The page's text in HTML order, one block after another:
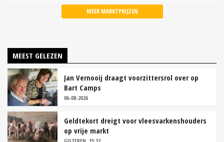
MEER MARKTPRIJZEN
MEEST GELEZEN
Jan Vernooij draagt voorzittersrol over op
Bart Camps
06-08-2026
Geldtekort dreigt voor vleesvarkenshouders
op vrije markt